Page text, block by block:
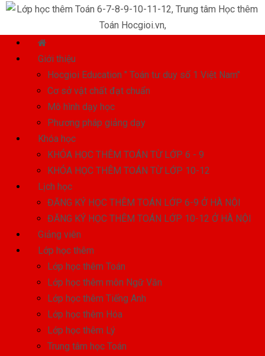
Giới thiệu
Hocgioi Education " Toán tư duy số 1 Việt Nam"
Cơ sở vật chất đạt chuẩn
Mô hình dạy học
Phương pháp giảng dạy
Khóa học
KHÓA HỌC THÊM TOÁN TỪ LỚP 6 - 9
KHÓA HỌC THÊM TOÁN TỪ LỚP 10-12
Lịch học
ĐĂNG KÝ HỌC THÊM TOÁN LỚP 6-9 Ở HÀ NỘI
ĐĂNG KÝ HỌC THÊM TOÁN LỚP 10-12 Ở HÀ NỘI
Giảng viên
Lớp học thêm
Lớp học thêm Toán
Lớp học thêm môn Ngữ Văn
Lớp học thêm Tiếng Anh
Lớp học thêm Hóa
Lớp học thêm Lý
Trung tâm học Toán